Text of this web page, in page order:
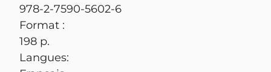
978-2-7590-5602-6
Format :
198 p.
Langues: